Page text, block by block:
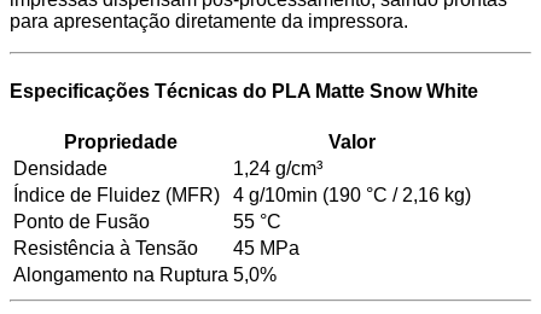
para apresentação diretamente da impressora.
Especificações Técnicas do PLA Matte Snow White
Propriedade
Valor
Densidade
1,24 g/cm³
Índice de Fluidez (MFR)
4 g/10min (190 °C / 2,16 kg)
Ponto de Fusão
55 °C
Resistência à Tensão
45 MPa
Alongamento na Ruptura 5,0%